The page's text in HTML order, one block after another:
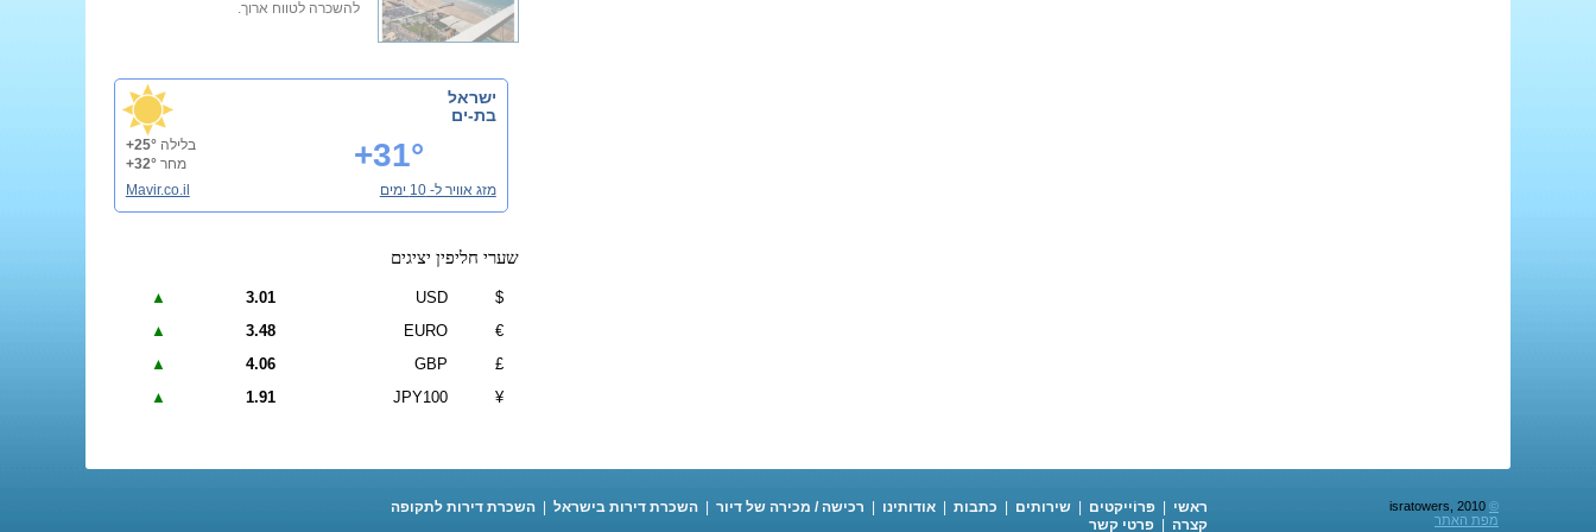
להשכרה לטווח ארוך.
ישראל
בת-ים
+31° בלילה+25°
מחר+32°
מזג אוויר ל- 10 ימים
Mavir.co.il
שערי חליפין יציגים
$
USD
3.01
▲
€
EURO
3.48
▲
£
GBP
4.06
▲
¥
JPY100
1.91
▲
©
מפת האתר
ראשי פּרוֹייקטים שירותים כתבות אודותינו רכישה / מכירה של דיור השכרת דירות בישראל
השכרת דירות לתקופה
קצרה
פרטי קשר